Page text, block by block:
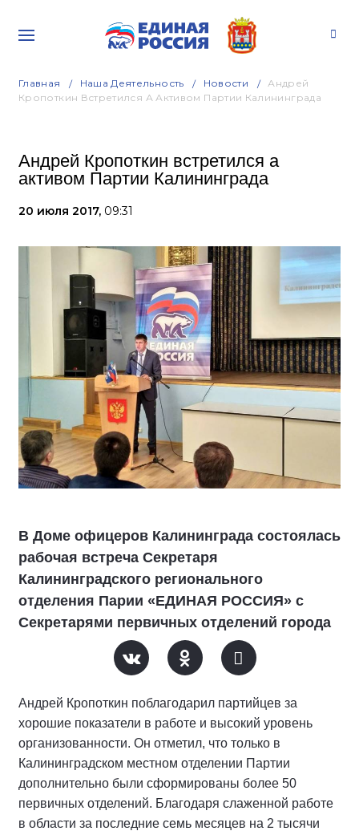
Главная Наша Деятельность Новости
Андрей
Кропоткин Встретился А Активом Партии Калининграда
Андрей Кропоткин встретился а
активом Партии Калининграда
20 июля 2017, 09:31
В Доме офицеров Калининграда состоялась
рабочая встреча Секретаря
Калининградского регионального
отделения Парии «ЕДИНАЯ РОССИЯ» с
Секретарями первичных отделений города
Андрей Кропоткин поблагодарил партийцев за
хорошие показатели в работе и высокий уровень
организованности. Он отметил, что только в
Калининградском местном отделении Партии
дополнительно были сформированы более 50
первичных отделений. Благодаря слаженной работе
в области за последние семь месяцев на 2 тысячи